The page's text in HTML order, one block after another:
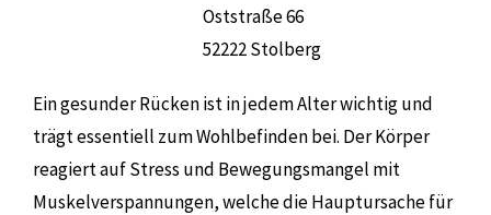
Oststraße 66
52222 Stolberg
Ein gesunder Rücken ist in jedem Alter wichtig und
trägt essentiell zum Wohlbefinden bei. Der Körper
reagiert auf Stress und Bewegungsmangel mit
Muskelverspannungen, welche die Hauptursache für